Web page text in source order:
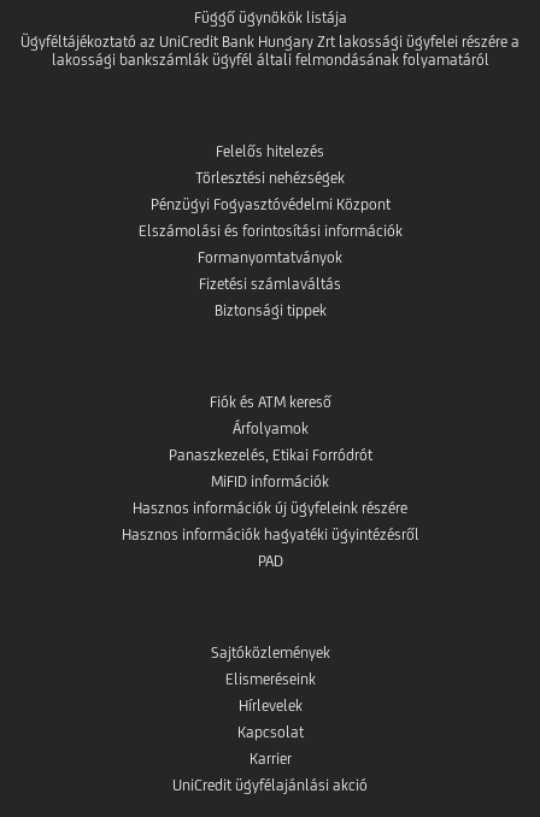
Függő ügynökök listája
Ügyféltájékoztató az UniCredit Bank Hungary Zrt lakossági ügyfelei részére a
lakossági bankszámlák ügyfél általi felmondásának folyamatáról
Felelős hitelezés
Törlesztési nehézségek
Pénzügyi Fogyasztóvédelmi Központ
Elszámolási és forintosítási információk
Formanyomtatványok
Fizetési számlaváltás
Biztonsági tippek
Fiók és ATM kereső
Árfolyamok
Panaszkezelés, Etikai Forródrót
MiFID információk
Hasznos információk új ügyfeleink részére
Hasznos információk hagyatéki ügyintézésről
PAD
Sajtóközlemények
Elismeréseink
Hírlevelek
Kapcsolat
Karrier
UniCredit ügyfélajánlási akció